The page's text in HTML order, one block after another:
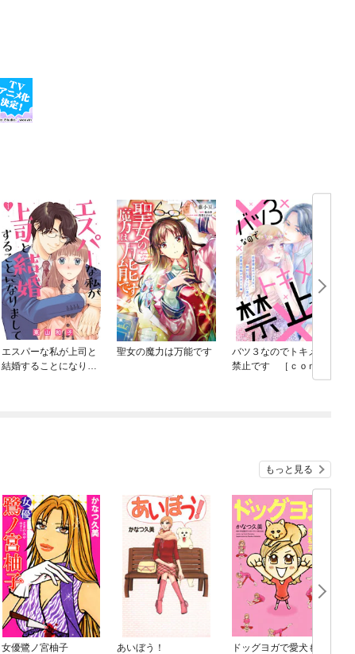
エスパーな私が上司と
結婚することになりま
聖女の魔力は万能です
バツ３なのでトキメキ
禁止です ［ｃｏｍｉ
ｃ ｔｉｎｔ］ 分冊
もっと見る
女優鷺ノ宮柚子 あいぼう！ ドッグヨガで愛犬も私